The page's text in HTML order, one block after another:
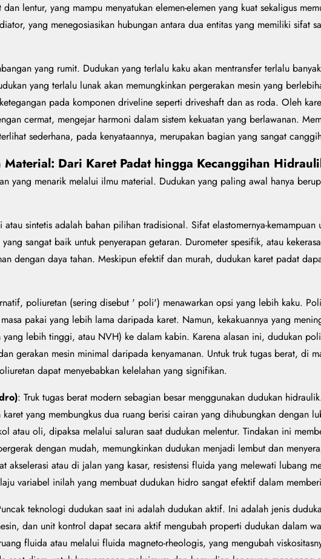
lentur, yang mampu menyatukan elemen-elemen yang kuat sekaligus
yang menegosiasikan hubungan antara dua entitas yang memiliki sifat
yang rumit. Dudukan yang terlalu kaku akan mentransfer terlalu
yang terlalu lunak akan memungkinkan pergerakan mesin yang
pada komponen driveline seperti driveshaft dan as roda. Oleh
cermat, mengejar harmoni dalam sistem kekuatan yang berlawanan.
sederhana, pada kenyataannya, merupakan bagian yang sangat
Material: Dari Karet Padat hingga Kecanggihan
yang menarik melalui ilmu material. Dudukan yang paling awal hanya
atau sintetis adalah bahan pilihan tradisional. Sifat elastomernya-
yang sangat baik untuk penyerapan getaran. Durometer spesifik, atau
dengan daya tahan. Meskipun efektif dan murah, dudukan karet padat
poliuretan (sering disebut ' poli') menawarkan opsi yang lebih kaku.
pakai yang lebih lama daripada karet. Namun, kekakuannya yang
yang lebih tinggi, atau NVH) ke dalam kabin. Karena alasan ini, dudukan
gerakan mesin minimal daripada kenyamanan. Untuk truk tugas berat, di
dapat menyebabkan kelelahan yang signifikan.
: Truk tugas berat modern sebagian besar menggunakan dudukan
yang membungkus dua ruang berisi cairan yang dihubungkan dengan
atau oli, dipaksa melalui saluran saat dudukan melentur. Tindakan ini
dengan mudah, memungkinkan dudukan menjadi lembut dan
akselerasi atau di jalan yang kasar, resistensi fluida yang melewati lubang
variabel inilah yang membuat dudukan hidro sangat efektif dalam
teknologi dudukan saat ini adalah dudukan aktif. Ini adalah jenis
dan unit kontrol dapat secara aktif mengubah properti dudukan dalam
fluida atau melalui fluida magneto-rheologis, yang mengubah